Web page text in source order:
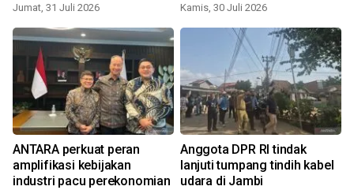
Jumat, 31 Juli 2026 Kamis, 30 Juli 2026
ANTARA perkuat peran
amplifikasi kebijakan
industri pacu perekonomian
Anggota DPR RI tindak
lanjuti tumpang tindih kabel
udara di Jambi